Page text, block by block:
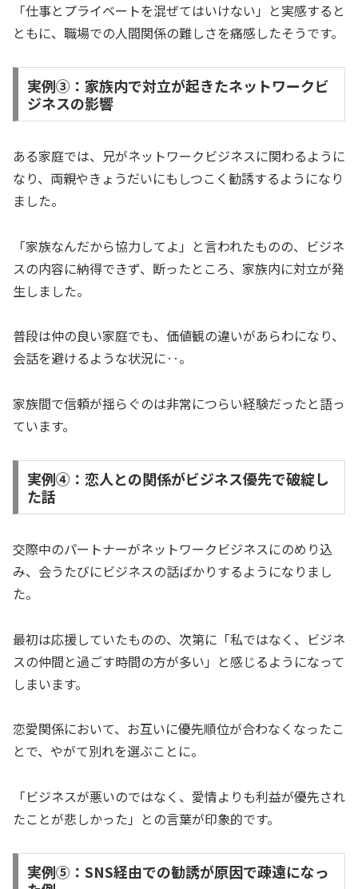
「仕事とプライベートを混ぜてはいけない」と実感すると
ともに、職場での人間関係の難しさを痛感したそうです。
実例③：家族内で対立が起きたネットワークビ
ジネスの影響
ある家庭では、兄がネットワークビジネスに関わるように
なり、両親やきょうだいにもしつこく勧誘するようになり
ました。
「家族なんだから協力してよ」と言われたものの、ビジネ
スの内容に納得できず、断ったところ、家族内に対立が発
生しました。
普段は仲の良い家庭でも、価値観の違いがあらわになり、
会話を避けるような状況に‥。
家族間で信頼が揺らぐのは非常につらい経験だったと語っ
ています。
実例④：恋人との関係がビジネス優先で破綻し
た話
交際中のパートナーがネットワークビジネスにのめり込
み、会うたびにビジネスの話ばかりするようになりまし
た。
最初は応援していたものの、次第に「私ではなく、ビジネ
スの仲間と過ごす時間の方が多い」と感じるようになって
しまいます。
恋愛関係において、お互いに優先順位が合わなくなったこ
とで、やがて別れを選ぶことに。
「ビジネスが悪いのではなく、愛情よりも利益が優先され
たことが悲しかった」との言葉が印象的です。
実例⑤：SNS経由での勧誘が原因で疎遠になっ